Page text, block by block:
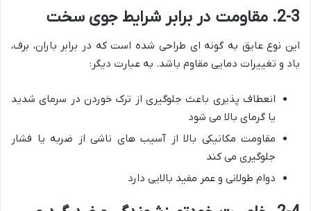
2-3. مقاومت در برابر شرایط جوی سخت
این نوع عایق به گونه ای طراحی شده است که در برابر باران، برف،
باد و تغییرات دمایی مقاوم باشد. به عبارت دیگر:
انعطاف پذیری باعث جلوگیری از ترک خوردن در سرمای شدید
یا گرمای بالا می شود
مقاومت مکانیکی بالا از آسیب های ناشی از ضربه یا فشار
جلوگیری می کند
دوام طولانی و عمر مفید بالایی دارد